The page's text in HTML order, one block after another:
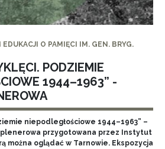
O PAMIĘCI IM. GEN. BRYG.
PODZIEMIE
1944–1963” -
niepodległościowe 1944–1963” –
przygotowana przez Instytut
można oglądać w Tarnowie. Ekspozycja